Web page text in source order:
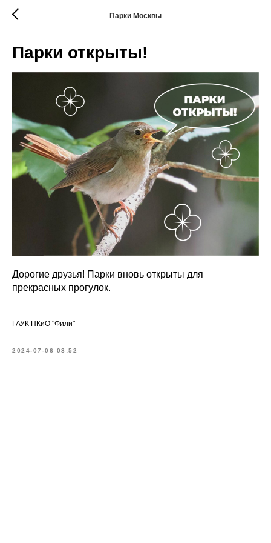
Парки Москвы
Парки открыты!
Дорогие друзья! Парки вновь открыты для
прекрасных прогулок.
ГАУК ПКиО "Фили"
2024-07-06 08:52